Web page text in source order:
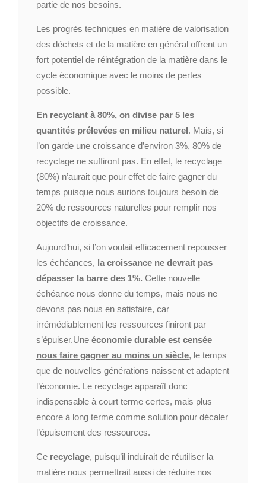
partie de nos besoins.
Les progrès techniques en matière de valorisation
des déchets et de la matière en général offrent un
fort potentiel de réintégration de la matière dans le
cycle économique avec le moins de pertes
possible.
En recyclant à 80%, on divise par 5 les
quantités prélevées en milieu naturel. Mais, si
l’on garde une croissance d’environ 3%, 80% de
recyclage ne suffiront pas. En effet, le recyclage
(80%) n’aurait que pour effet de faire gagner du
temps puisque nous aurions toujours besoin de
20% de ressources naturelles pour remplir nos
objectifs de croissance.
Aujourd’hui, si l’on voulait efficacement repousser
les échéances, la croissance ne devrait pas
dépasser la barre des 1%. Cette nouvelle
échéance nous donne du temps, mais nous ne
devons pas nous en satisfaire, car
irrémédiablement les ressources finiront par
s’épuiser.Une économie durable est censée
nous faire gagner au moins un siècle, le temps
que de nouvelles générations naissent et adaptent
l’économie. Le recyclage apparaît donc
indispensable à court terme certes, mais plus
encore à long terme comme solution pour décaler
l’épuisement des ressources.
Ce recyclage, puisqu’il induirait de réutiliser la
matière nous permettrait aussi de réduire nos